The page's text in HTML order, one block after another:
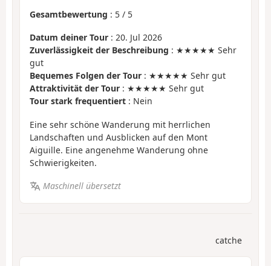
Gesamtbewertung : 5 / 5
Datum deiner Tour : 20. Jul 2026
Zuverlässigkeit der Beschreibung : ★★★★★ Sehr
gut
Bequemes Folgen der Tour : ★★★★★ Sehr gut
Attraktivität der Tour : ★★★★★ Sehr gut
Tour stark frequentiert : Nein
Eine sehr schöne Wanderung mit herrlichen
Landschaften und Ausblicken auf den Mont
Aiguille. Eine angenehme Wanderung ohne
Schwierigkeiten.
Maschinell übersetzt
catche